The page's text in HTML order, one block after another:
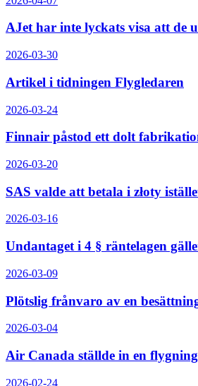
AJet har inte lyckats visa att de
2026-03-30
Artikel i tidningen Flygledaren
2026-03-24
Finnair påstod ett dolt
2026-03-20
SAS valde att betala i złoty
2026-03-16
Undantaget i 4 § räntelagen
2026-03-09
Plötslig frånvaro av en
2026-03-04
Air Canada ställde in en
2026-02-24